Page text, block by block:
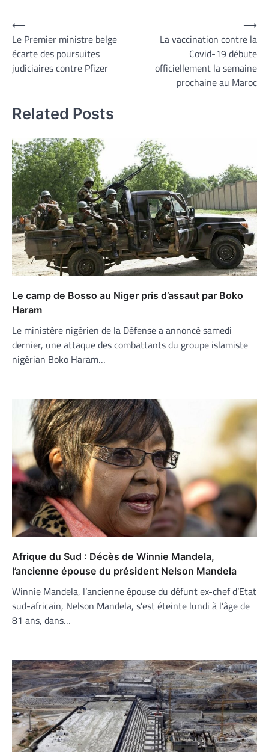
Navigation
de
l’article
⟵
Le Premier ministre belge
écarte des poursuites
judiciaires contre Pfizer
La vaccination contre la
Covid-19 débute
officiellement la semaine
prochaine au Maroc
⟶
Related Posts
Le camp de Bosso au Niger pris d’assaut par Boko
Haram
Le ministère nigérien de la Défense a annoncé samedi
dernier, une attaque des combattants du groupe islamiste
nigérian Boko Haram…
Afrique du Sud : Décès de Winnie Mandela,
l’ancienne épouse du président Nelson Mandela
Winnie Mandela, l’ancienne épouse du défunt ex-chef d’Etat
sud-africain, Nelson Mandela, s’est éteinte lundi à l’âge de
81 ans, dans…